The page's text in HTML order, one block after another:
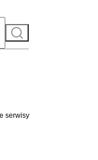
Szukaj
serwisu
karcie
się w nowej karcie
serwisy